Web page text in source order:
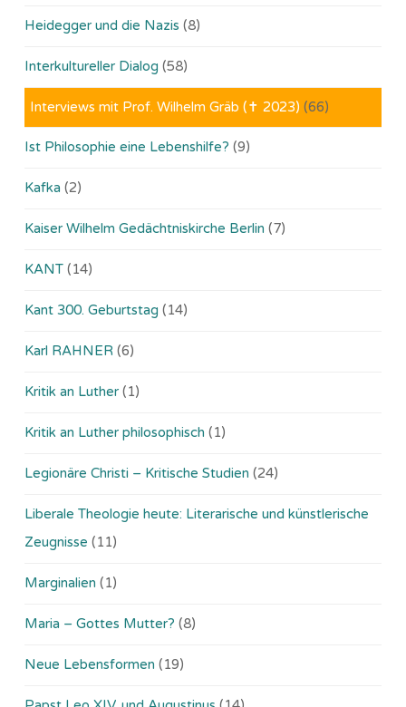
Heidegger und die Nazis (8)
Interkultureller Dialog (58)
Interviews mit Prof. Wilhelm Gräb (✝ 2023) (66)
Ist Philosophie eine Lebenshilfe? (9)
Kafka (2)
Kaiser Wilhelm Gedächtniskirche Berlin (7)
KANT (14)
Kant 300. Geburtstag (14)
Karl RAHNER (6)
Kritik an Luther (1)
Kritik an Luther philosophisch (1)
Legionäre Christi – Kritische Studien (24)
Liberale Theologie heute: Literarische und künstlerische
Zeugnisse (11)
Marginalien (1)
Maria – Gottes Mutter? (8)
Neue Lebensformen (19)